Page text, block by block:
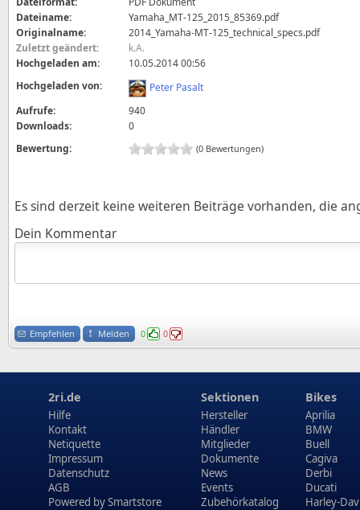
Dateiname:
Yamaha_MT-125_2015_85369.pdf
Originalname:
2014_Yamaha-MT-125_technical_specs.pdf
Zuletzt geändert:
k.A.
Hochgeladen am:
10.05.2014 00:56
Hochgeladen von:
Peter Pasalt
Aufrufe:
940
Downloads:
0
Bewertung:
(0 Bewertungen)
Es sind derzeit keine weiteren Beiträge vorhanden, die
Dein Kommentar
Empfehlen Melden 0 0
2ri.de
Hilfe
Kontakt
Netiquette
Impressum
Datenschutz
AGB
Powered bySmartstore
Sektionen
Hersteller
Händler
Mitglieder
Dokumente
News
Events
Zubehörkatalog
Bikes
Aprilia
BMW
Buell
Cagiva
Derbi
Ducati
Harley-